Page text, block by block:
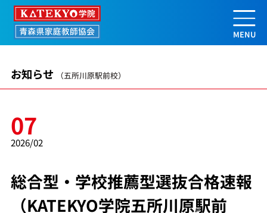
総合型・学校推薦型選抜合格速報（
お知らせ （五所川原駅前校）
07
2026/02
総合型・学校推薦型選抜合格速報
（KATEKYO学院五所川原駅前